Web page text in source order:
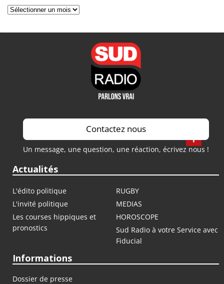
Archives
Contactez nous
Un message, une question, une réaction, écrivez nous !
Actualités
L'édito politique
RUGBY
L'invité politique
MEDIAS
Les courses hippiques et
pronostics
HOROSCOPE
Sud Radio à votre Service avec
Fiducial
Informations
Dossier de presse